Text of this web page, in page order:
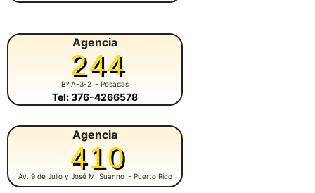
Agencia
244
Bº A-3-2 - Posadas
Tel: 376-4266578
Agencia
410
Av. 9 de Julio y José M. Suanno - Puerto Rico